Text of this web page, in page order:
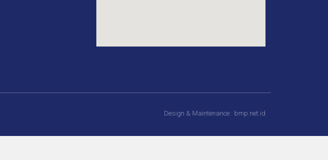
Design & Maintenance : bmp.net.id